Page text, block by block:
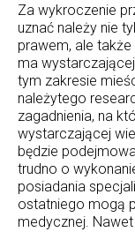
Za wykroczenie
uznać należy nie
prawem, ale
ma
tym zakresie
należytego
zagadnienia, na
wystarczającej
będzie
trudno o
posiadania
ostatniego mogą
medycznej.